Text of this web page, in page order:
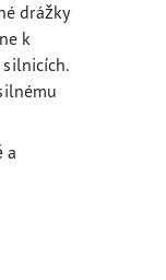
drážky
k
a